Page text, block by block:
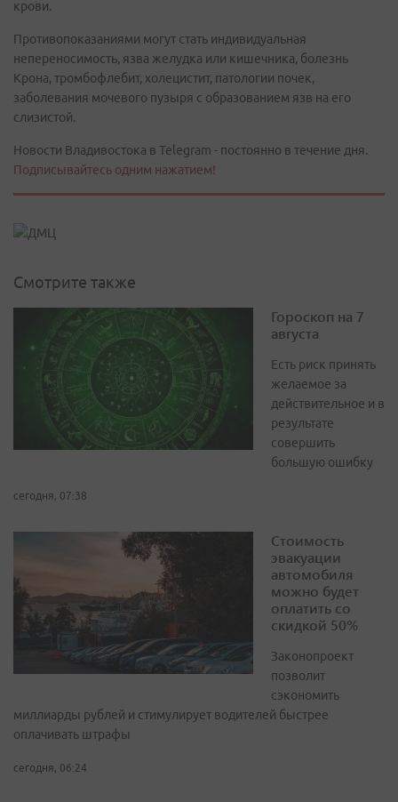
крови.
Противопоказаниями могут стать индивидуальная
непереносимость, язва желудка или кишечника, болезнь
Крона, тромбофлебит, холецистит, патологии почек,
заболевания мочевого пузыря с образованием язв на его
слизистой.
Новости Владивостока в Telegram - постоянно в течение дня.
Подписывайтесь одним нажатием!
Смотрите также
Гороскоп на 7
августа
Есть риск принять
желаемое за
действительное и в
результате
совершить
большую ошибку
сегодня, 07:38
Стоимость
эвакуации
автомобиля
можно будет
оплатить со
скидкой 50%
Законопроект
позволит
сэкономить
миллиарды рублей и стимулирует водителей быстрее
оплачивать штрафы
сегодня, 06:24